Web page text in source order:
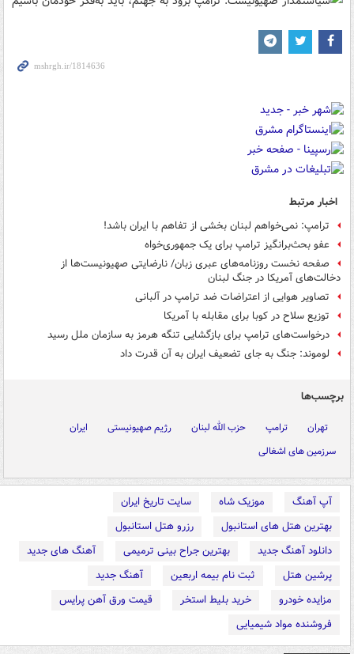
اخبار مرتبط
ترامپ: نمی‌خواهم لبنان بخشی از تفاهم با ایران باشد!
عفو بحث‌برانگیز ترامپ برای یک جمهوری‌خواه
صفحه نخست روزنامه‌های عبری زبان/ نارضایتی صهیونیست‌ها از
دخالت‌های آمریکا در جنگ لبنان
تصاویر هوایی از اعتراضات ضد ترامپ در آلبانی
توزیع سلاح در کوبا برای مقابله با آمریکا
درخواست‌های ترامپ برای بازگشایی تنگه هرمز به سازمان ملل رسید
لوموند: جنگ به جای تضعیف ایران به آن قدرت داد
برچسب‌ها
تهران ترامپ حزب الله لبنان رژیم صهیونیستی
ایران
سرزمین های اشغالی
آپ آهنگ موزیک شاه
سایت تاریخ ایران
بهترین هتل های استانبول
رزرو هتل استانبول
دانلود آهنگ جدید
بهترین جراح بینی ترمیمی
آهنگ های جدید
پرشین هتل
ثبت نام بیمه اربعین
آهنگ جدید
مزایده خودرو
خرید بلیط استخر
قیمت ورق آهن پرایس
فروشنده مواد شیمیایی